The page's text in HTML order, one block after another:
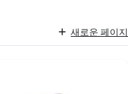
새로운 페이지